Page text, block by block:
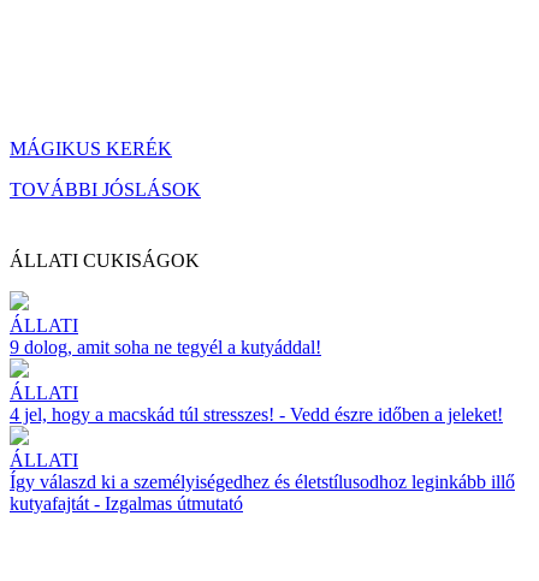
MÁGIKUS KERÉK
TOVÁBBI JÓSLÁSOK
ÁLLATI CUKISÁGOK
ÁLLATI
9 dolog, amit soha ne tegyél a kutyáddal!
ÁLLATI
4 jel, hogy a macskád túl stresszes! - Vedd észre időben a jeleket!
ÁLLATI
Így válaszd ki a személyiségedhez és életstílusodhoz leginkább illő
kutyafajtát - Izgalmas útmutató